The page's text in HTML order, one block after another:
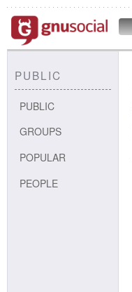
PUBLIC
PUBLIC
GROUPS
POPULAR
PEOPLE